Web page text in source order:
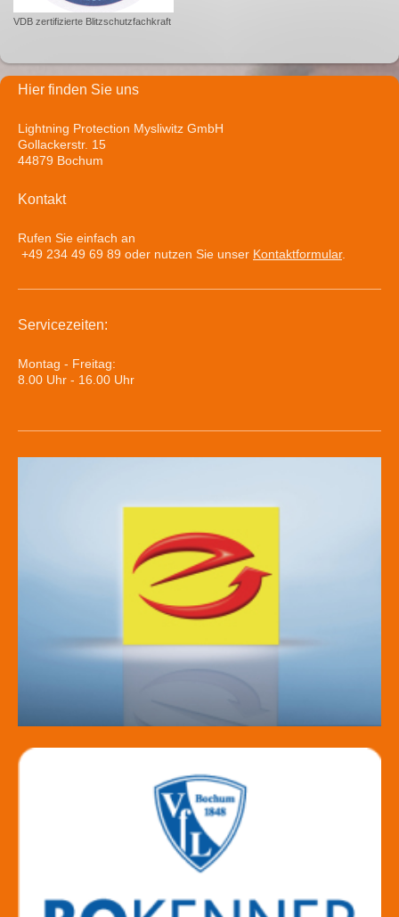
VDB zertifizierte Blitzschutzfachkraft
Hier finden Sie uns
Lightning Protection Mysliwitz GmbH
Gollackerstr. 15
44879 Bochum
Kontakt
Rufen Sie einfach an
+49 234 49 69 89 oder nutzen Sie unser Kontaktformular.
Servicezeiten:
Montag - Freitag:
8.00 Uhr - 16.00 Uhr